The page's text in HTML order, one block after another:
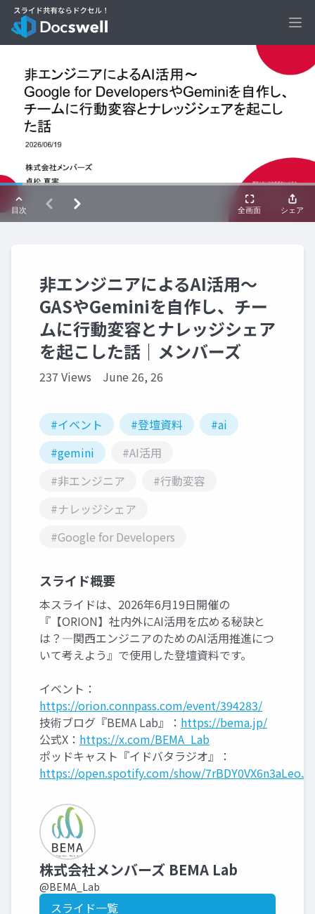
非エンジニアによるAI活用〜
GASやGeminiを自作し、チー
ムに行動変容とナレッジシェア
を起こした話｜メンバーズ
237 Views June 26, 26
#イベント #登壇資料
#ai
#gemini
#AI活用
#非エンジニア
#行動変容
#ナレッジシェア
#Google for Developers
スライド概要
本スライドは、2026年6月19日開催の
『【ORION】社内外にAI活用を広める秘訣と
は？―関西エンジニアのためのAI活用推進につ
いて考えよう』で使用した登壇資料です。
イベント：
https://orion.connpass.com/event/394283/
技術ブログ『BEMA Lab』： https://bema.jp/
公式X： https://x.com/BEMA_Lab
ポッドキャスト『イドバタラジオ』：
https://open.spotify.com/show/
株式会社メンバーズ BEMA Lab
@BEMA_Lab
スライド一覧